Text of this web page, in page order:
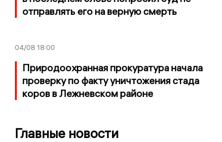
отправлять его на верную смерть
04/08 18:00
Природоохранная прокуратура начала
проверку по факту уничтожения стада
коров в Лежневском районе
Главные новости